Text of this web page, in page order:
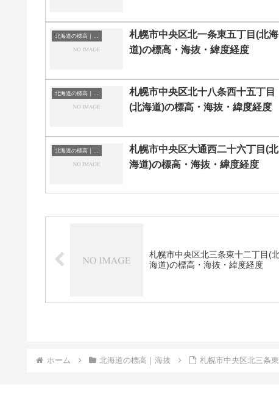
札幌市中央区北一条東五丁目(北海
道)の標高・海抜・緯度経度
札幌市中央区北十八条西十五丁目
(北海道)の標高・海抜・緯度経度
札幌市中央区大通西二十六丁目(北
海道)の標高・海抜・緯度経度
札幌市中央区北三条東十二丁目(
海道)の標高・海抜・緯度経度
ホーム 北海道の標高｜海抜 札幌市中央区北三条